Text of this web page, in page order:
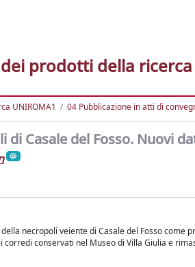
prodotti della ricerca
UNIROMA1 04 Pubblicazione in atti di
di Casale del Fosso. Nuovi
necropoli veiente di Casale del Fosso come
corredi conservati nel Museo di Villa Giulia e